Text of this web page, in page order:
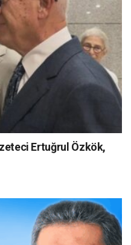
Ertuğrul Özkök,